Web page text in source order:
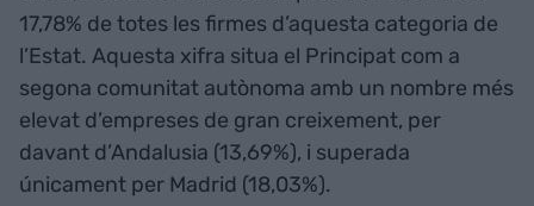
17,78% de totes les firmes d’aquesta categoria de
l’Estat. Aquesta xifra situa el Principat com a
segona comunitat autònoma amb un nombre més
elevat d’empreses de gran creixement, per
davant d’Andalusia (13,69%), i superada
únicament per Madrid (18,03%).